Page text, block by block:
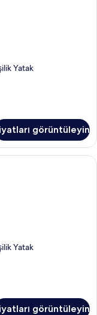
Yatak
görüntüleyin
Room | Ücretsiz
Yatak
görüntüleyin